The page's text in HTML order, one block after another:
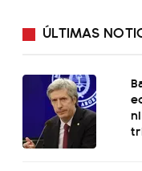
ÚLTIMAS